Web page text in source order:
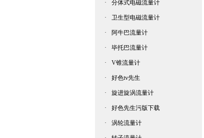
· 分体式电磁流量计
· 卫生型电磁流量计
· 阿牛巴流量计
· 毕托巴流量计
· V锥流量计
· 好色tv先生
· 旋进旋涡流量计
· 好色先生污版下载
· 涡轮流量计